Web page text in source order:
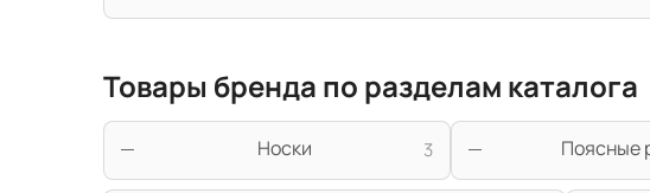
Товары бренда по разделам каталога
Носки 3 Поясные